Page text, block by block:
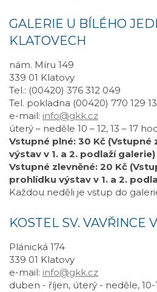
GALERIE U BÍLÉHO
KLATOVECH
nám. Míru 149
339 01 Klatovy
Tel.: (00420) 376 312 049
Tel. pokladna (00420) 770 129
e-mail: info@gkk.cz
úterý – neděle 10 – 12, 13 – 17
Vstupné plné: 30 Kč
výstav v 1. a 2. podlaží galerie)
Vstupné zlevněné: 20 Kč
prohlídku výstav v 1. a 2.
Každou neděli je vstup do
KOSTEL SV. VAVŘINCE
Plánická 174
339 01 Klatovy
e-mail: info@gkk.cz
duben - říjen, úterý - neděle, 10-